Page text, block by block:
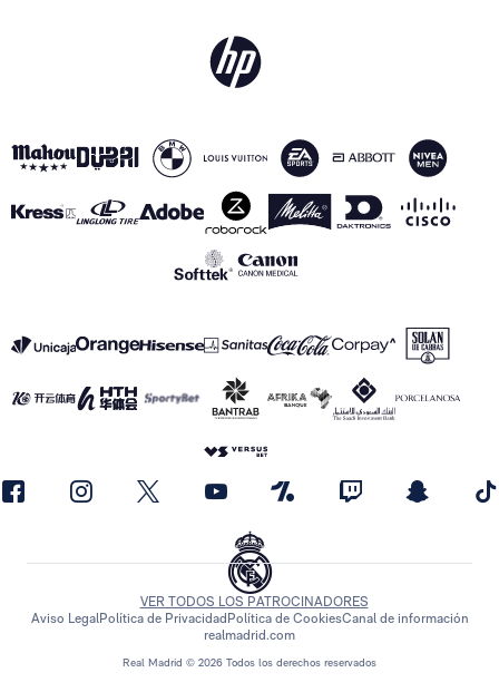
Real Madrid © 2026 Todos los derechos reservados
VER TODOS LOS PATROCINADORES
Aviso LegalPolítica de Privacidad Política de CookiesCanal de información
realmadrid.com